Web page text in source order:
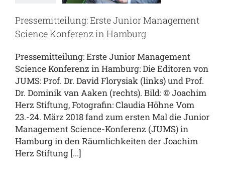
JUMS.inside
Pressemitteilung: Erste Junior Management
Science Konferenz in Hamburg
Pressemitteilung: Erste Junior Management
Science Konferenz in Hamburg: Die Editoren von
JUMS: Prof. Dr. David Florysiak (links) und Prof.
Dr. Dominik van Aaken (rechts). Bild: © Joachim
Herz Stiftung, Fotografin: Claudia Höhne Vom
23.-24. März 2018 fand zum ersten Mal die Junior
Management Science-Konferenz (JUMS) in
Hamburg in den Räumlichkeiten der Joachim
Herz Stiftung [...]